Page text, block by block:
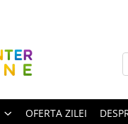
OFERTA ZILEI